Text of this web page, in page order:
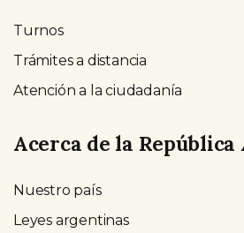
Turnos
Trámites a distancia
Atención a la ciudadanía
Acerca de la
Nuestro país
Leyes argentinas